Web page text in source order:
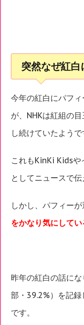
突然なぜ紅白
今年の紅白にパフ
が、NHKは紅組の
し続けていたようで
これもKinKi Kidsや
としてニュースで伝
しかし、パフィー
をかなり気にしてい
昨年の紅白の話に
部・39.2%）を記録
です。